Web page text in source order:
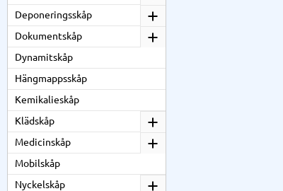
Deponeringsskåp
Dokumentskåp
Dynamitskåp
Hängmappsskåp
Kemikalieskåp
Klädskåp
Medicinskåp
Mobilskåp
Nyckelskåp